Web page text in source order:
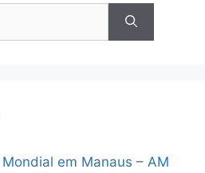
em Manaus – AM